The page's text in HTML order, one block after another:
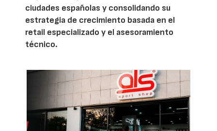
ciudades españolas y consolidando su
estrategia de crecimiento basada en el
retail especializado y el asesoramiento
técnico.